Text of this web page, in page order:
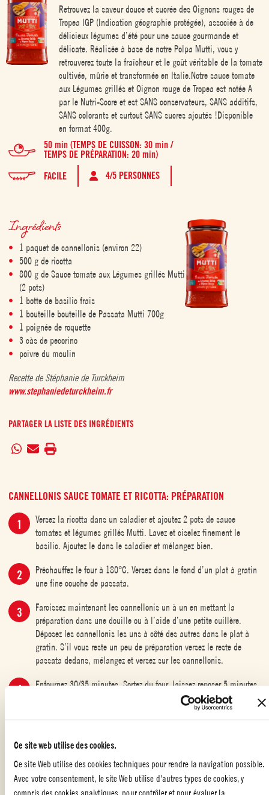
Ce site web utilise des cookies.
Ce site Web utilise des cookies techniques pour rendre la navigation possible.
Avec votre consentement, le site Web utilise d'autres types de cookies, y
compris des cookies analytiques, pour contrôler et pour évaluer la
Retrouvez la saveur douce et sucrée des Oignons rouges de
Tropea IGP (Indication géographie protégée), associée à de
délicieux légumes d’été pour une sauce gourmande et
délicate. Réalisée à base de notre Polpa Mutti, vous y
retrouverez toute la fraîcheur et le goût véritable de la tomate
cultivée, mûrie et transformée en Italie.Notre sauce tomate
aux Légumes grillés et Oignon rouge de Tropea est notée A
par le Nutri-Score et est SANS conservateurs, SANS additifs,
SANS colorants et surtout SANS sucres ajoutés !Disponible
en format 400g.
50 min (TEMPS DE CUISSON: 30 min /
TEMPS DE PRÉPARATION: 20 min)
FACILE
4/5 PERSONNES
Ingrédients
1 paquet de cannellonis (environ 22)
500 g de ricotta
800 g de Sauce tomate aux Légumes grillés Mutti
(2 pots)
1 botte de basilic frais
1 bouteille bouteille de Passata Mutti 700g
1 poignée de roquette
3 càs de pecorino
poivre du moulin
Recette de Stéphanie de Turckheim
www.stephaniedeturckheim.fr
PARTAGER LA LISTE DES INGRÉDIENTS
CANNELLONIS SAUCE TOMATE ET RICOTTA: PRÉPARATION
Versez la ricotta dans un saladier et ajoutez 2 pots de sauce
tomates et légumes grillés Mutti. Lavez et ciselez finement le
basilic. Ajoutez le dans le saladier et mélangez bien.
Préchauffez le four à 180°C. Versez dans le fond d’un plat à gratin
une fine couche de passata.
Farcissez maintenant les cannellonis un à un en mettant la
préparation dans une douille ou à l’aide d’une petite cuillère.
Déposez les cannellonis les uns à côté des autres dans le plat à
gratin. S’il vous reste un peu de préparation versez le reste de
passata dedans, mélangez et versez sur les cannellonis.
Enfournez 30/35 minutes. Sortez du four, laissez reposer 5 minutes.
Poivrez, parsemez de pecorino, de roquette et servez
ASTUCE :
Si vous n’avez pas de poche à douille, utilisez un sac congélation. Versez
la préparation dans le sac, fermez le haut avec un élastique et coupez un